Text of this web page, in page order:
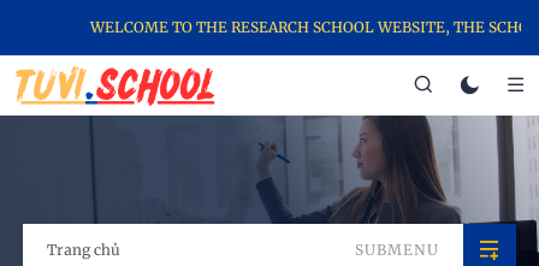
WELCOME TO THE RESEARCH SCHOOL WEBSITE, THE
Trang chủ SUBMENU